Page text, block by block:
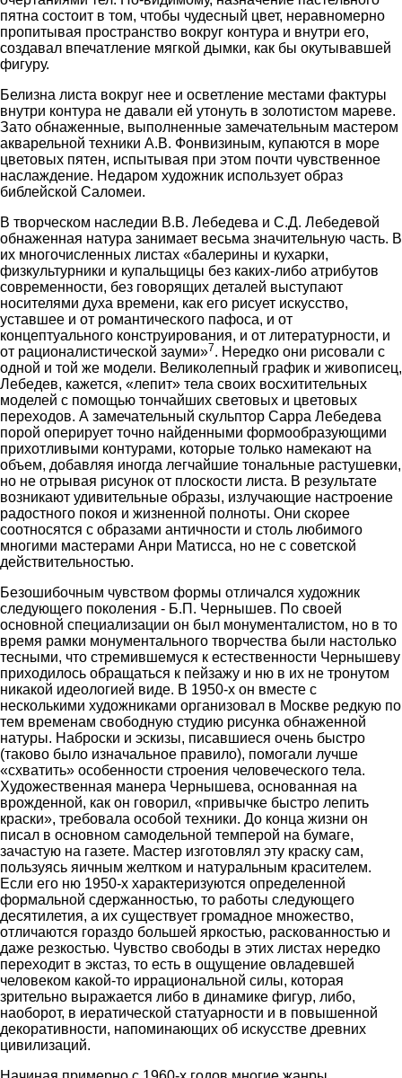
пятна состоит в том, чтобы чудесный цвет, неравномерно
пропитывая пространство вокруг контура и внутри его,
создавал впечатление мягкой дымки, как бы окутывавшей
фигуру.
Белизна листа вокруг нее и осветление местами фактуры
внутри контура не давали ей утонуть в золотистом мареве.
Зато обнаженные, выполненные замечательным мастером
акварельной техники А.В. Фонвизиным, купаются в море
цветовых пятен, испытывая при этом почти чувственное
наслаждение. Недаром художник использует образ
библейской Саломеи.
В творческом наследии В.В. Лебедева и С.Д. Лебедевой
обнаженная натура занимает весьма значительную часть. В
их многочисленных листах «балерины и кухарки,
физкультурники и купальщицы без каких-либо атрибутов
современности, без говорящих деталей выступают
носителями духа времени, как его рисует искусство,
уставшее и от романтического пафоса, и от
концептуального конструирования, и от литературности, и
от рационалистической зауми»7. Нередко они рисовали с
одной и той же модели. Великолепный график и живописец,
Лебедев, кажется, «лепит» тела своих восхитительных
моделей с помощью тончайших световых и цветовых
переходов. А замечательный скульптор Сарра Лебедева
порой оперирует точно найденными формообразующими
прихотливыми контурами, которые только намекают на
объем, добавляя иногда легчайшие тональные растушевки,
но не отрывая рисунок от плоскости листа. В результате
возникают удивительные образы, излучающие настроение
радостного покоя и жизненной полноты. Они скорее
соотносятся с образами античности и столь любимого
многими мастерами Анри Матисса, но не с советской
действительностью.
Безошибочным чувством формы отличался художник
следующего поколения - Б.П. Чернышев. По своей
основной специализации он был монументалистом, но в то
время рамки монументального творчества были настолько
тесными, что стремившемуся к естественности Чернышеву
приходилось обращаться к пейзажу и ню в их не тронутом
никакой идеологией виде. В 1950-х он вместе с
несколькими художниками организовал в Москве редкую по
тем временам свободную студию рисунка обнаженной
натуры. Наброски и эскизы, писавшиеся очень быстро
(таково было изначальное правило), помогали лучше
«схватить» особенности строения человеческого тела.
Художественная манера Чернышева, основанная на
врожденной, как он говорил, «привычке быстро лепить
краски», требовала особой техники. До конца жизни он
писал в основном самодельной темперой на бумаге,
зачастую на газете. Мастер изготовлял эту краску сам,
пользуясь яичным желтком и натуральным красителем.
Если его ню 1950-х характеризуются определенной
формальной сдержанностью, то работы следующего
десятилетия, а их существует громадное множество,
отличаются гораздо большей яркостью, раскованностью и
даже резкостью. Чувство свободы в этих листах нередко
переходит в экстаз, то есть в ощущение овладевшей
человеком какой-то иррациональной силы, которая
зрительно выражается либо в динамике фигур, либо,
наоборот, в иератической статуарности и в повышенной
декоративности, напоминающих об искусстве древних
цивилизаций.